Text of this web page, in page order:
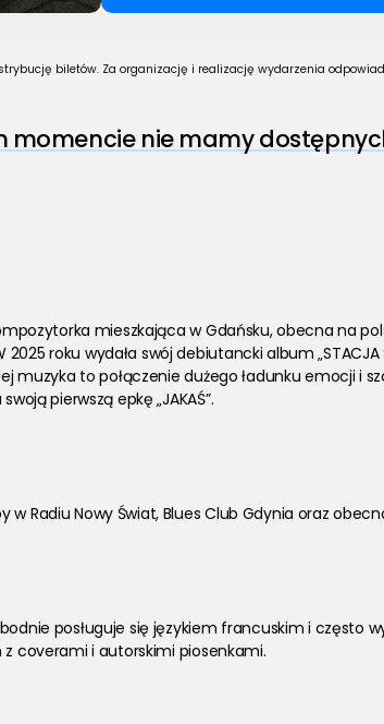
biletów. Za organizację i realizację wydarzenia
momencie nie mamy
mieszkająca w Gdańsku, obecna na
roku wydała swój debiutancki album
Jej muzyka to połączenie dużego ładunku
pierwszą epkę „JAKAŚ”.
Radiu Nowy Świat, Blues Club Gdynia oraz
posługuje się językiem francuskim i często
coverami i autorskimi piosenkami.